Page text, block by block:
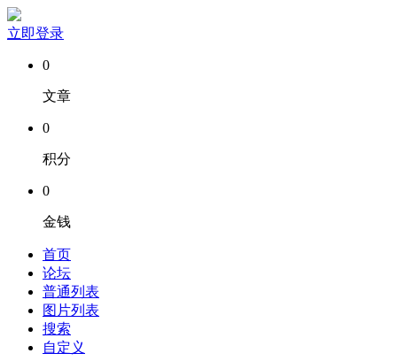
立即登录
0
文章
0
积分
0
金钱
首页
论坛
普通列表
图片列表
搜索
自定义